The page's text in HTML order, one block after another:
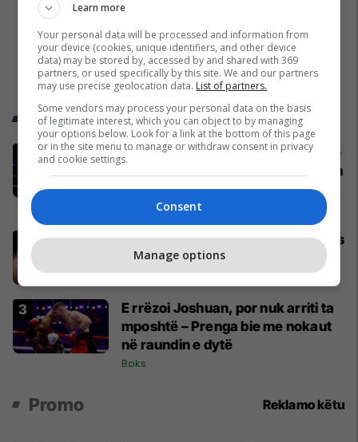
Trend Telegrafi
Vetëm dy raunde dhe miliona euro
në xhep, zbulohet sa fituan Joshua
e Prenga
Fjalët e para të Joshuas pas fitores
me nokaut ndaj Kristian Prengës
Boks
E rrëzoi Joshuan, por nuk arriti ta
mposhtë – Prenga bie me nokaut
në raundin e dytë
Boks
Promo Reklamo këtu
Learn more
Your personal data will be processed and information from
your device (cookies, unique identifiers, and other device
data) may be stored by, accessed by and shared with 369
partners, or used specifically by this site. We and our partners
may use precise geolocation data. List of partners.
Some vendors may process your personal data on the basis
of legitimate interest, which you can object to by managing
your options below. Look for a link at the bottom of this page
or in the site menu to manage or withdraw consent in privacy
and cookie settings.
Consent
Manage options